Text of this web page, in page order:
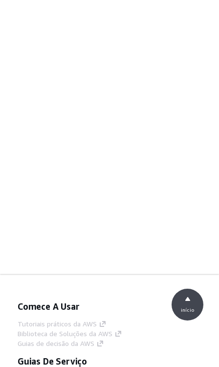
Comece A Usar
Tutoriais práticos da AWS
Biblioteca de Soluções da AWS
Guias de decisão da AWS
Guias De Serviço
início